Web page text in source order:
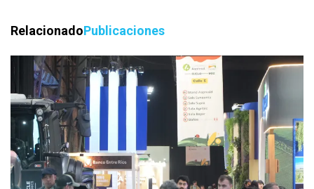
RelacionadoPublicaciones